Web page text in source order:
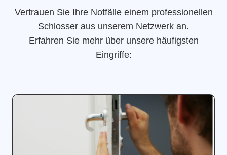
Vertrauen Sie Ihre Notfälle einem professionellen
Schlosser aus unserem Netzwerk an.
Erfahren Sie mehr über unsere häufigsten
Eingriffe: